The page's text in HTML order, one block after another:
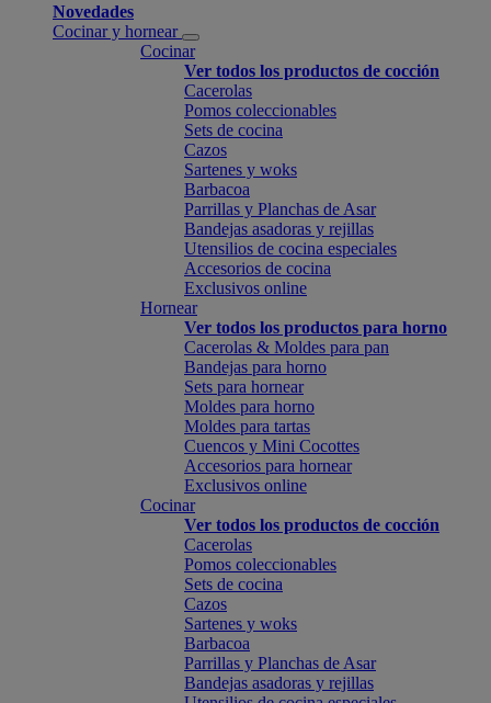
Novedades
Cocinar y hornear
Cocinar
Ver todos los productos de cocción
Cacerolas
Pomos coleccionables
Sets de cocina
Cazos
Sartenes y woks
Barbacoa
Parrillas y Planchas de Asar
Bandejas asadoras y rejillas
Utensilios de cocina especiales
Accesorios de cocina
Exclusivos online
Hornear
Ver todos los productos para horno
Cacerolas & Moldes para pan
Bandejas para horno
Sets para hornear
Moldes para horno
Moldes para tartas
Cuencos y Mini Cocottes
Accesorios para hornear
Exclusivos online
Cocinar
Ver todos los productos de cocción
Cacerolas
Pomos coleccionables
Sets de cocina
Cazos
Sartenes y woks
Barbacoa
Parrillas y Planchas de Asar
Bandejas asadoras y rejillas